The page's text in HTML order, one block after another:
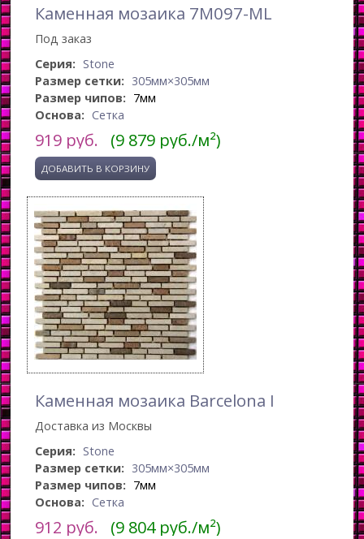
Каменная мозаика 7M097-ML
Под заказ
Серия: Stone
Размер сетки: 305мм×305мм
Размер чипов: 7мм
Основа: Сетка
919 руб. (9 879 руб./м²)
Каменная мозаика Barcelona I
Доставка из Москвы
Серия: Stone
Размер сетки: 305мм×305мм
Размер чипов: 7мм
Основа: Сетка
912 руб. (9 804 руб./м²)